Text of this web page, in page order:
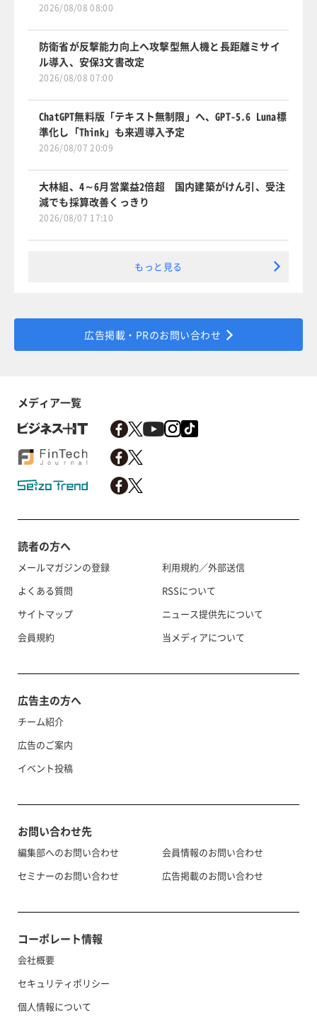
2026/08/08 08:00
防衛省が反撃能力向上へ攻撃型無人機と長距離ミサイ
ル導入、安保3文書改定
2026/08/08 07:00
ChatGPT無料版「テキスト無制限」へ、GPT-5.6 Luna標
準化し「Think」も来週導入予定
2026/08/07 20:09
大林組、4～6月営業益2倍超 国内建築がけん引、受注
減でも採算改善くっきり
2026/08/07 17:10
もっと見る
広告掲載・PRのお問い合わせ
メディア一覧
読者の方へ
メールマガジンの登録
よくある質問
サイトマップ
会員規約
利用規約／外部送信
RSSについて
ニュース提供先について
当メディアについて
広告主の方へ
チーム紹介
広告のご案内
イベント投稿
お問い合わせ先
編集部へのお問い合わせ
セミナーのお問い合わせ
会員情報のお問い合わせ
広告掲載のお問い合わせ
コーポレート情報
会社概要
セキュリティポリシー
個人情報について